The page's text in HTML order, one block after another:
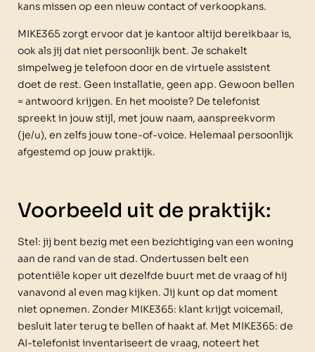
kans missen op een nieuw contact of verkoopkans.
MIKE365 zorgt ervoor dat je kantoor altijd bereikbaar is,
ook als jij dat niet persoonlijk bent. Je schakelt
simpelweg je telefoon door en de virtuele assistent
doet de rest. Geen installatie, geen app. Gewoon bellen
= antwoord krijgen. En het mooiste? De telefonist
spreekt in jouw stijl, met jouw naam, aanspreekvorm
(je/u), en zelfs jouw tone-of-voice. Helemaal persoonlijk
afgestemd op jouw praktijk.
Voorbeeld uit de praktijk:
Stel: jij bent bezig met een bezichtiging van een woning
aan de rand van de stad. Ondertussen belt een
potentiële koper uit dezelfde buurt met de vraag of hij
vanavond al even mag kijken. Jij kunt op dat moment
niet opnemen. Zonder MIKE365: klant krijgt voicemail,
besluit later terug te bellen of haakt af. Met MIKE365: de
AI-telefonist inventariseert de vraag, noteert het